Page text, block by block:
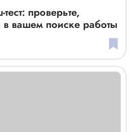
проверьте,
вашем поиске работы